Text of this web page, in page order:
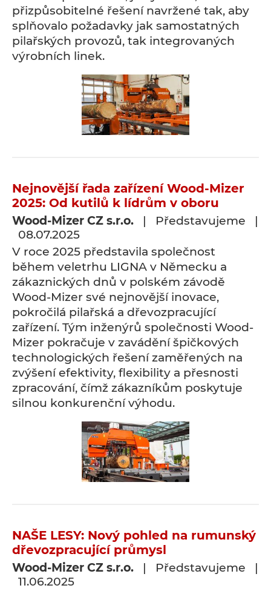
přizpůsobitelné řešení navržené tak, aby
splňovalo požadavky jak samostatných
pilařských provozů, tak integrovaných
výrobních linek.
Nejnovější řada zařízení Wood-Mizer
2025: Od kutilů k lídrům v oboru
Wood-Mizer CZ s.r.o. | Představujeme |
08.07.2025
V roce 2025 představila společnost
během veletrhu LIGNA v Německu a
zákaznických dnů v polském závodě
Wood-Mizer své nejnovější inovace,
pokročilá pilařská a dřevozpracující
zařízení. Tým inženýrů společnosti Wood-
Mizer pokračuje v zavádění špičkových
technologických řešení zaměřených na
zvýšení efektivity, flexibility a přesnosti
zpracování, čímž zákazníkům poskytuje
silnou konkurenční výhodu.
NAŠE LESY: Nový pohled na rumunský
dřevozpracující průmysl
Wood-Mizer CZ s.r.o. | Představujeme |
11.06.2025